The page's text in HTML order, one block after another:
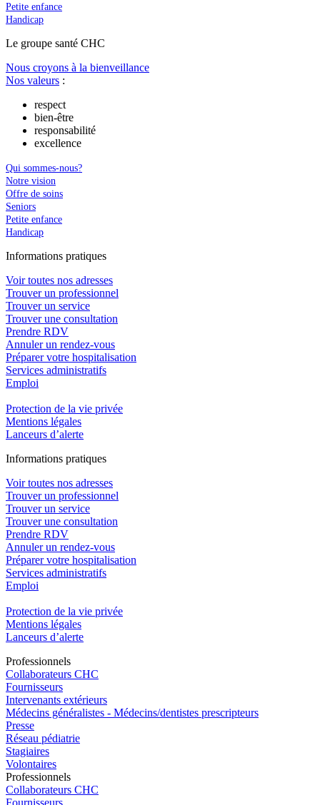
Petite enfance
Handicap
Le groupe santé CHC
Nous croyons à la bienveillance
Nos valeurs :
respect
bien-être
responsabilité
excellence
Qui sommes-nous?
Notre vision
Offre de soins
Seniors
Petite enfance
Handicap
Informations pratiques
Voir toutes nos adresses
Trouver un professionnel
Trouver un service
Trouver une consultation
Prendre RDV
Annuler un rendez-vous
Préparer votre hospitalisation
Services administratifs
Emploi​
Protection de la vie privée
Mentions légales
Lanceurs d’alerte
Informations pratiques
Voir toutes nos adresses
Trouver un professionnel
Trouver un service
Trouver une consultation
Prendre RDV
Annuler un rendez-vous
Préparer votre hospitalisation
Services administratifs
Emploi​
Protection de la vie privée
Mentions légales
Lanceurs d’alerte
Professionnels
Collaborateurs CHC
Fournisseurs
Intervenants extérieurs
Médecins généralistes - Médecins/dentistes prescripteurs
Presse
Réseau pédiatrie
Stagiaires
Volontaires
Professionnels
Collaborateurs CHC
Fournisseurs